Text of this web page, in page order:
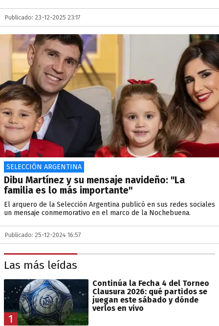
Publicado: 23-12-2025 23:17
SELECCIÓN ARGENTINA
Dibu Martínez y su mensaje navideño: "La
familia es lo más importante"
El arquero de la Selección Argentina publicó en sus redes sociales
un mensaje conmemorativo en el marco de la Nochebuena.
Publicado: 25-12-2024 16:57
Las más leídas
1
Continúa la Fecha 4 del Torneo
Clausura 2026: qué partidos se
juegan este sábado y dónde
verlos en vivo